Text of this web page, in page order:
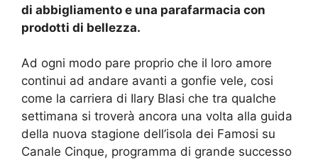
di abbigliamento e una parafarmacia con
prodotti di bellezza.
Ad ogni modo pare proprio che il loro amore
continui ad andare avanti a gonfie vele, cosi
come la carriera di Ilary Blasi che tra qualche
settimana si troverà ancora una volta alla guida
della nuova stagione dell’isola dei Famosi su
Canale Cinque, programma di grande successo